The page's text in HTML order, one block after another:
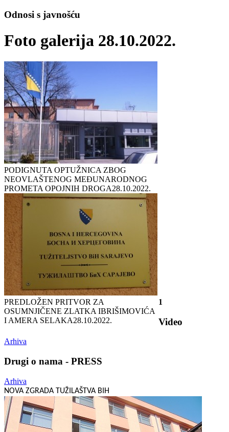
Odnosi s javnošću
Foto galerija 28.10.2022.
PODIGNUTA OPTUŽNICA ZBOG
NEOVLAŠTENOG MEĐUNARODNOG
PROMETA OPOJNIH DROGA28.10.2022.
PREDLOŽEN PRITVOR ZA
OSUMNJIČENE ZLATKA IBRIŠIMOVIĆA
I AMERA SELAKA28.10.2022.
1
Video
Arhiva
Drugi o nama - PRESS
Arhiva
NOVA ZGRADA TUŽILAŠTVA BIH